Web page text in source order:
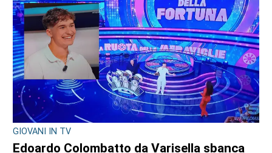
IL NOTO ATTORE
Luca Argentero sostiene Sergio:
“Ridiamogli la libertà” con un montascale
di
Angela Pastore